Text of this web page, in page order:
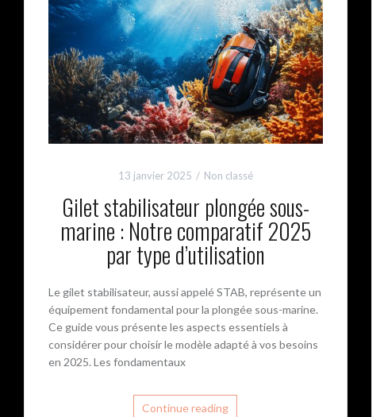
13 janvier 2025 Non classé
Gilet stabilisateur plongée sous-
marine : Notre comparatif 2025
par type d’utilisation
Le gilet stabilisateur, aussi appelé STAB, représente un
équipement fondamental pour la plongée sous-marine.
Ce guide vous présente les aspects essentiels à
considérer pour choisir le modèle adapté à vos besoins
en 2025. Les fondamentaux
Continue reading